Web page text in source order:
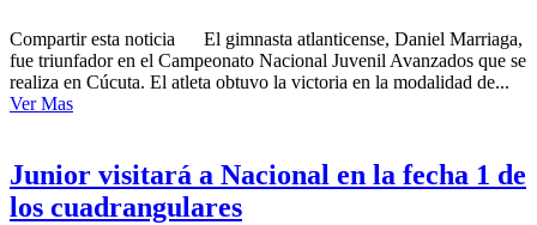
Compartir esta noticia El gimnasta atlanticense, Daniel Marriaga,
fue triunfador en el Campeonato Nacional Juvenil Avanzados que se
realiza en Cúcuta. El atleta obtuvo la victoria en la modalidad de...
Ver Mas
Junior visitará a Nacional en la fecha 1 de
los cuadrangulares